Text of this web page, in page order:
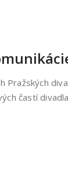
Pražských
častí